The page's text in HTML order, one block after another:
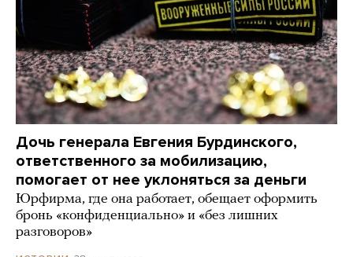
Дочь генерала Евгения Бурдинского,
ответственного за мобилизацию,
помогает от нее уклоняться за деньги
Юрфирма, где она работает, обещает оформить
бронь «конфиденциально» и «без лишних
разговоров»